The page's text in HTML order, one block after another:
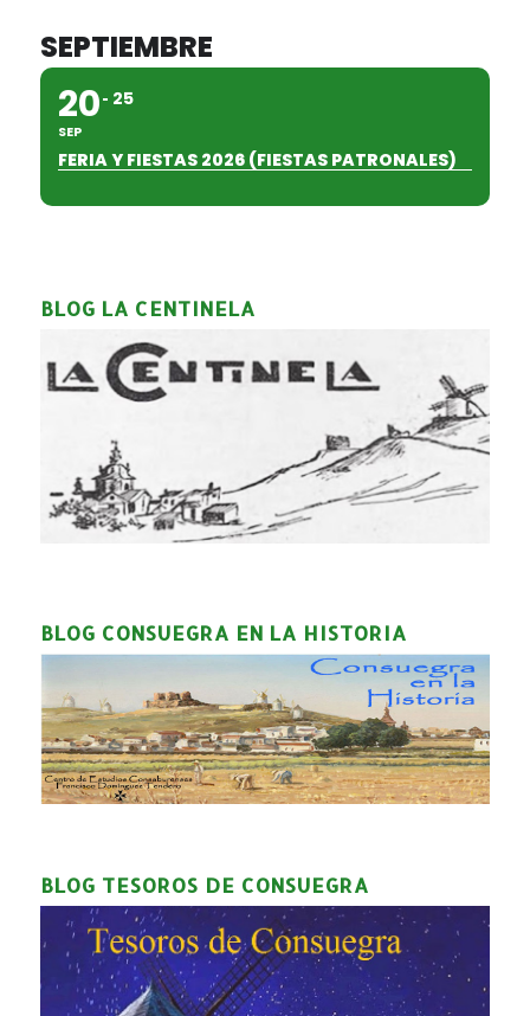
SEPTIEMBRE
20
SEP
25
FERIA Y FIESTAS 2026 (FIESTAS PATRONALES)
BLOG LA CENTINELA
BLOG CONSUEGRA EN LA HISTORIA
BLOG TESOROS DE CONSUEGRA